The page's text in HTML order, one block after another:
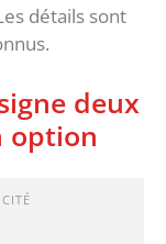
détails sont
deux
option